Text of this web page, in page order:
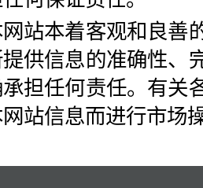
站本着客观和良善
供信息的准确性、
担任何责任。有关
站信息而进行市场